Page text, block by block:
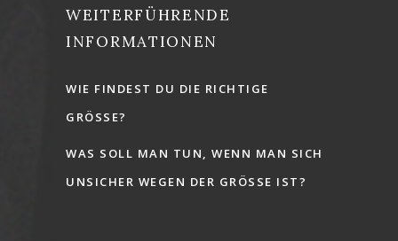
WEITERFÜHRENDE
INFORMATIONEN
WIE FINDEST DU DIE RICHTIGE
GRÖSSE?
WAS SOLL MAN TUN, WENN MAN SICH
UNSICHER WEGEN DER GRÖSSE IST?